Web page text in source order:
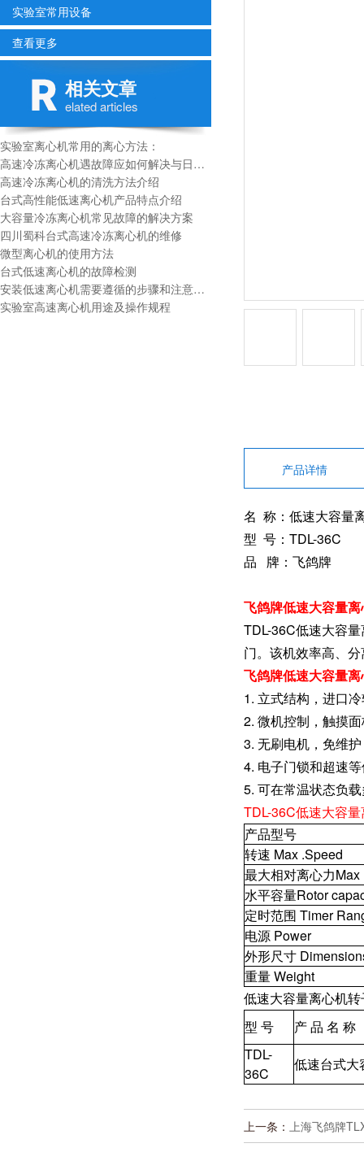
实验室常用设备
查看更多
相关文章
elated articles
实验室离心机常用的离心方法：
高速冷冻离心机遇故障应如何解决与日常维护
高速冷冻离心机的清洗方法介绍
台式高性能低速离心机产品特点介绍
大容量冷冻离心机常见故障的解决方案
四川蜀科台式高速冷冻离心机的维修
微型离心机的使用方法
台式低速离心机的故障检测
安装低速离心机需要遵循的步骤和注意事项
实验室高速离心机用途及操作规程
产品详情
名 称：低速大容量
型 号：TDL-36C
品 牌：飞鸽牌
飞鸽牌低速大容量
TDL-36C低速大容
门。该机效率高、
飞鸽牌低速大容量
1. 立式结构，进口
2. 微机控制，触摸
3. 无刷电机，免维
4. 电子门锁和超速
5. 可在常温状态负
TDL-36C低速大容
产品型号
转速 Max .Speed
最大相对离心力Max
水平容量Rotor
定时范围 Timer
电源 Power
外形尺寸
重量 Weight
低速大容量离心机
型 号
产 品 名 称
TDL-
36C
低速台式大
上一条： 上海飞鸽牌